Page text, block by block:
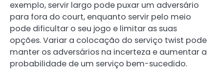
exemplo, servir largo pode puxar um adversário
para fora do court, enquanto servir pelo meio
pode dificultar o seu jogo e limitar as suas
opções. Variar a colocação do serviço twist pode
manter os adversários na incerteza e aumentar a
probabilidade de um serviço bem-sucedido.